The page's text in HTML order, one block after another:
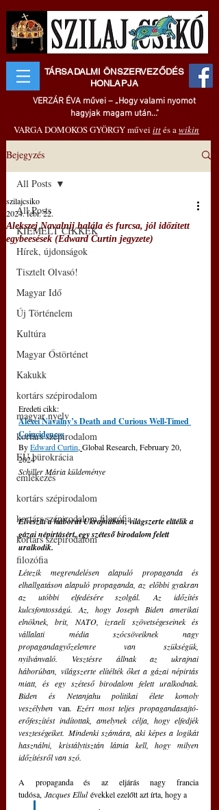
TÁRSADALMI ÖNSZERVEZŐDÉS
HONLAPJA
VERZÁR ÉVA művei – „Hogy valami nyomot
hagyjak magam után..."
VARGA DOMOKOS GYÖRGY művei ittés awikin
Bejegyzés
All Posts
KIEMELT CIKKEK
Hírek, újdonságok
Tisztelt Olvasó!
Magyar Idő
Új Történelem
Kultúra
Magyar Őstörténet
Kakukk
kortárs szépirodalom
magyar nyelv
kortárs szépirodalom
EU bürokrácia
emlékezés
kortárs szépirodalom
kortárs szépirodalom filozófia
kortárs szépirodalom
filozófia
All Posts
Alekszej Navalnij halála és furcsa, jól időzített
egybeesések (Edward Curtin jegyzete)
szilajcsiko
2024. febr. 22.
Eredeti cikk:
Alexei Navalny’s Death and Curious Well-Timed
Coincidences
By Edward Curtin, Global Research, February 20,
2024
Schiller Mária küldeménye
Elveszíti a háborút Ukrajnában, világszerte elítélik a
gázai népirtásért, egy széteső birodalom felett
uralkodik.
Létezik megrendelésen alapuló propaganda és
elhallgatáson alapuló propaganda, az előbbi gyakran
az utóbbi elfedésére szolgál. Az időzítés
kulcsfontosságú. Az, hogy Joseph Biden amerikai
elnöknek, brit, NATO, izraeli szövetségeseinek és
vállalati média szócsöveiknek nagy
propagandagyőzelemre van szükségük,
nyilvánvaló. Vesztésre állnak az ukrajnai
háborúban, világszerte elítélték őket a gázai népirtás
miatt, és egy széteső birodalom felett uralkodnak.
Biden és Netanjahu politikai élete komoly
veszélyben van. Ezért most teljes propagandasajtó-
erőfeszítést indítottak, amelynek célja, hogy elfedjék
veszteségeiket. Mindenki számára, aki képes a logikát
használni, kristálytisztán látnia kell, hogy milyen
időzítésről van szó.
A propaganda és az eljárás nagy francia
tudósa, Jacques Ellul évekkel ezelőtt azt írta, hogy a